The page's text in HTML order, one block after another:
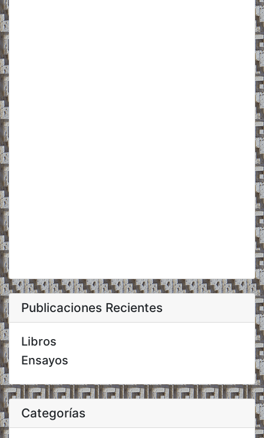
Publicaciones Recientes
Libros
Ensayos
Categorías